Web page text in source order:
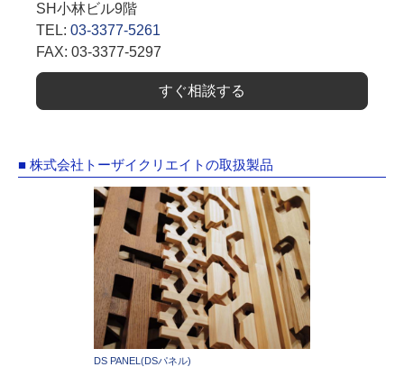
SH小林ビル9階
TEL: 03-3377-5261
FAX: 03-3377-5297
すぐ相談する
■ 株式会社トーザイクリエイトの取扱製品
DS PANEL(DSパネル)